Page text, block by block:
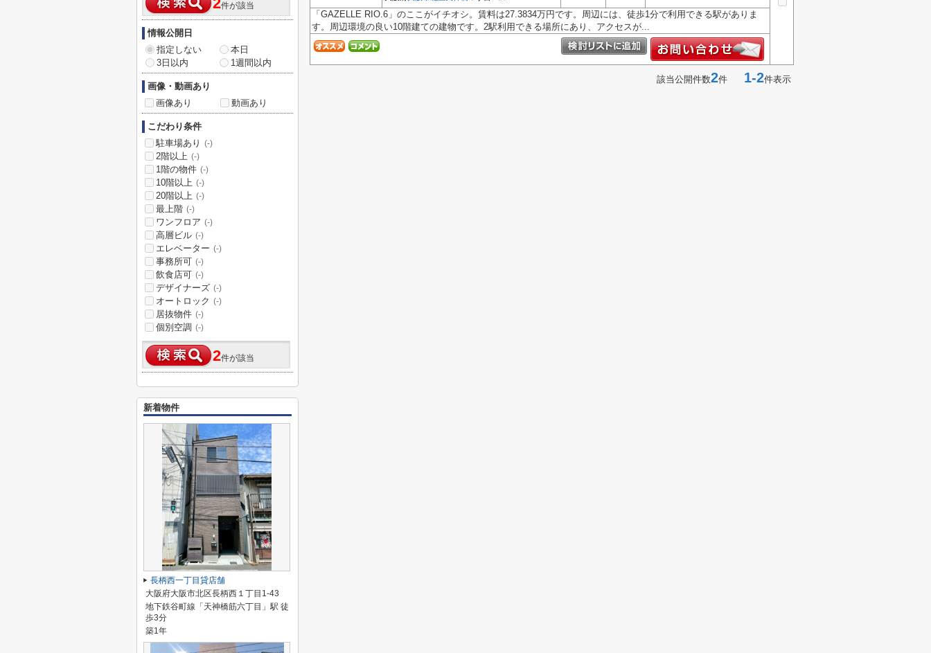
「GAZELLE RIO.6」のここがイチオシ。賃料は27.3834万円です。周辺には、徒歩1分で利用できる駅がありま
す。周辺環境の良い10階建ての建物です。2駅利用できる場所にあり、アクセスが...
該当公開件数2件 1-2件表示
2件が該当
情報公開日
指定しない
本日
3日以内
1週間以内
画像・動画あり
画像あり
動画あり
こだわり条件
駐車場あり
(-)
2階以上 (-)
1階の物件 (-)
10階以上 (-)
20階以上 (-)
最上階 (-)
ワンフロア (-)
高層ビル (-)
エレベーター (-)
事務所可 (-)
飲食店可 (-)
デザイナーズ (-)
オートロック (-)
居抜物件 (-)
個別空調 (-)
2件が該当
新着物件
長柄西一丁目貸店舗
大阪府大阪市北区長柄西１丁目1-43
地下鉄谷町線「天神橋筋六丁目」駅 徒
歩3分
築1年